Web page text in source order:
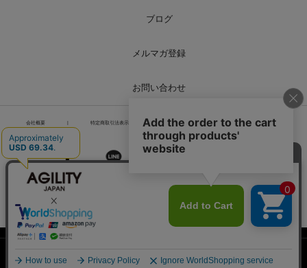
ブログ
メルマガ登録
お問い合わせ
会社概要 | 特定商取引法表示 | 個人情報の取り扱い | サイトマップ
Copyright© Liberoworld